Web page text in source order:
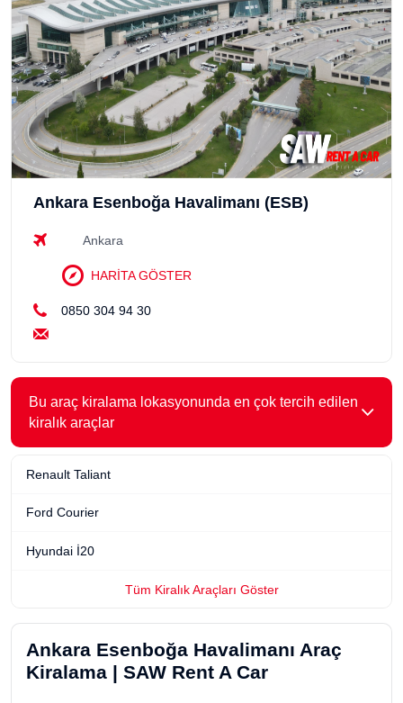
Ankara Esenboğa Havalimanı Araç
Kiralama | SAW Rent A Car
Ankara Esenboğa Havalimanı (ESB)
Ankara
HARİTA GÖSTER
0850 304 94 30
Bu araç kiralama lokasyonunda en çok tercih edilen
kiralık araçlar
Renault Taliant
Ford Courier
Hyundai İ20
Tüm Kiralık Araçları Göster